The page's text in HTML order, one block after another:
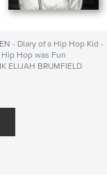
- Diary of a Hip Hop Kid -
Hop was Fun
ELIJAH BRUMFIELD